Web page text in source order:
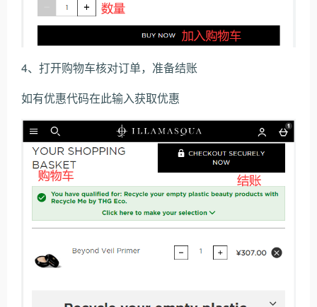
4、打开购物车核对订单，准备结账
如有优惠代码在此输入获取优惠